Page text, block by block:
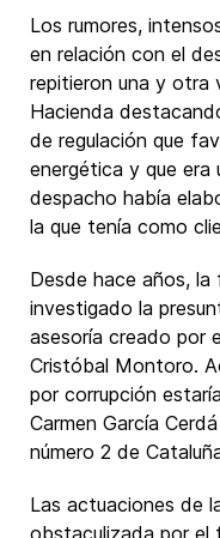
Los rumores,
en relación con el
repitieron una y otra
Hacienda
de regulación que
energética y que era
despacho había
la que tenía como
Desde hace años, la
investigado la
asesoría creado por
Cristóbal Montoro.
por corrupción
Carmen García
número 2 de
Las actuaciones de
obstaculizada por el